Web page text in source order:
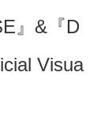
』&『D
Visua